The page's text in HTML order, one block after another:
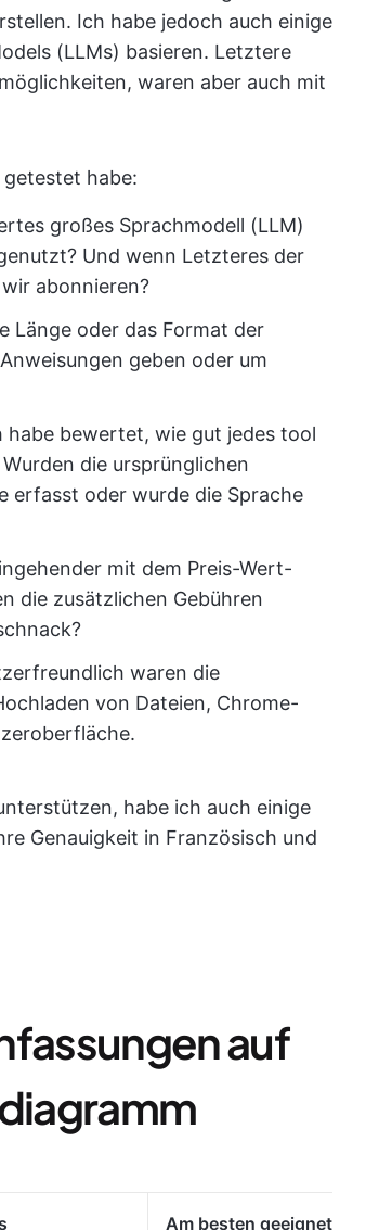
Ich habe jedoch auch einige
(LLMs) basieren. Letztere
waren aber auch mit
habe:
großes Sprachmodell (LLM)
Und wenn Letzteres der
abonnieren?
Länge oder das Format der
geben oder um
habe bewertet, wie gut jedes tool
die ursprünglichen
erfasst oder wurde die Sprache
mit dem Preis-Wert-
die zusätzlichen Gebühren
waren die
von Dateien, Chrome-
habe ich auch einige
Genauigkeit in Französisch und
auf
Am besten geeignet für